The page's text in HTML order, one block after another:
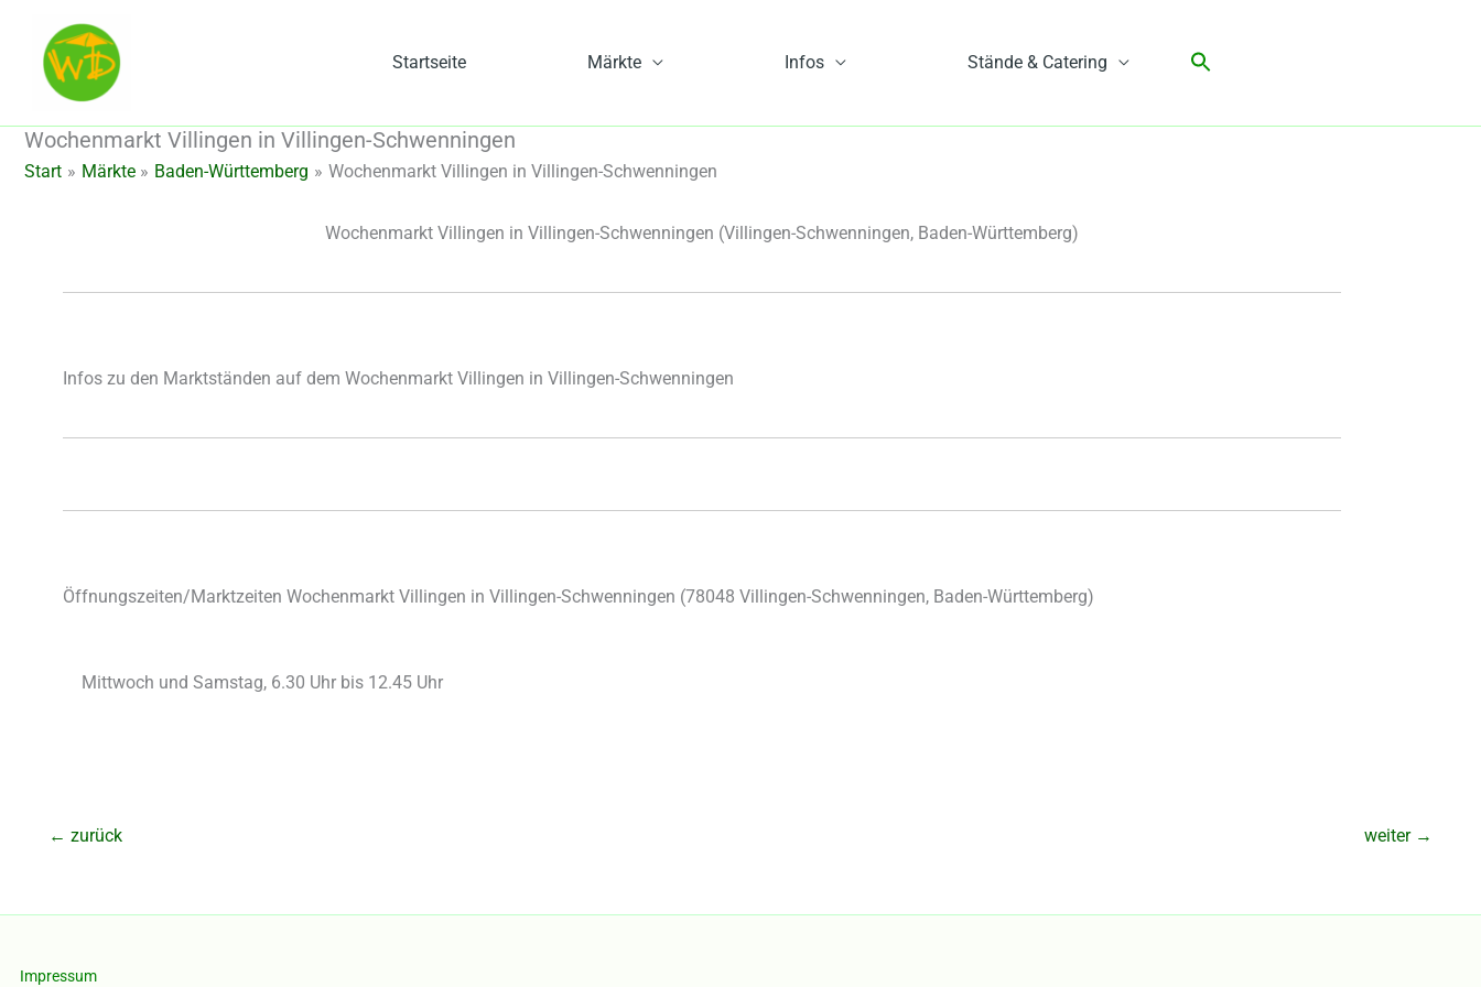
springen
Startseite Märkte Infos Stände & Catering
Wochenmarkt Villingen in Villingen-Schwenningen
Start Märkte Baden-Württemberg Wochenmarkt Villingen in Villingen-Schwenningen
Wochenmarkt Villingen in Villingen-Schwenningen (Villingen-Schwenningen, Baden-Württemberg)
Infos zu den Marktständen auf dem Wochenmarkt Villingen in Villingen-Schwenningen
Öffnungszeiten/Marktzeiten Wochenmarkt Villingen in Villingen-Schwenningen (78048 Villingen-Schwenningen, Baden-Württemberg)
Mittwoch und Samstag, 6.30 Uhr bis 12.45 Uhr
← zurück weiter →
Impressum